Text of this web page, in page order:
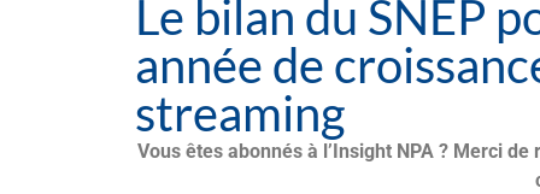
Le bilan du SNEP
année de
streaming
Vous êtes abonnés à l’Insight NPA ? Merci